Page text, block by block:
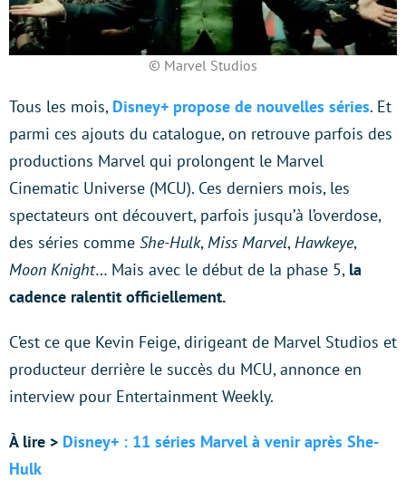
© Marvel Studios
Tous les mois, Disney+ propose de nouvelles séries. Et
parmi ces ajouts du catalogue, on retrouve parfois des
productions Marvel qui prolongent le Marvel
Cinematic Universe (MCU). Ces derniers mois, les
spectateurs ont découvert, parfois jusqu’à l’overdose,
des séries comme She-Hulk,Miss Marvel,Hawkeye,
Moon Knight… Mais avec le début de la phase 5, la
cadence ralentit officiellement.
C’est ce que Kevin Feige, dirigeant de Marvel Studios et
producteur derrière le succès du MCU, annonce en
interview pour Entertainment Weekly.
À lire > Disney+ : 11 séries Marvel à venir après She-
Hulk